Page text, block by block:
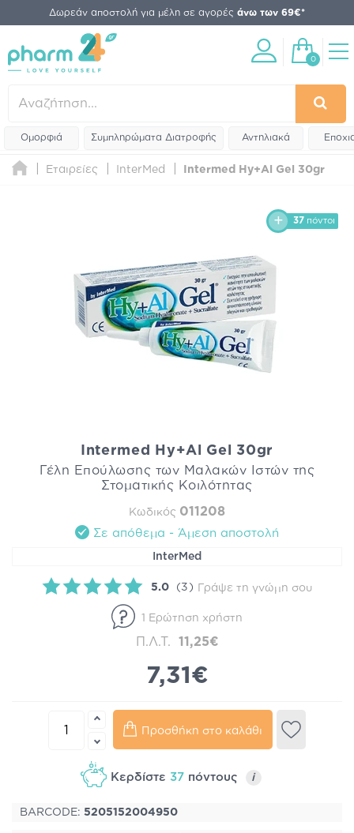
Δωρεάν αποστολή για μέλη σε αγορές άνω των 69€*
0
Ομορφιά Συμπληρώματα Διατροφής Αντηλιακά
Εταιρείες InterMed Intermed Hy+Al Gel 30gr
37 πόντοι
Intermed Hy+Al Gel 30gr
Γέλη Επούλωσης των Μαλακών Ιστών της
Στοματικής Κοιλότητας
Κωδικός 011208
Σε απόθεμα - Άμεση αποστολή
InterMed
5.0 (3) Γράψε τη γνώμη σου
1 Ερώτηση χρήστη
Π.Λ.Τ. 11,25€
7,31€
Προσθήκη στο καλάθι
Κερδίστε 37 πόντους i
BARCODE: 5205152004950